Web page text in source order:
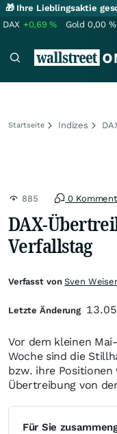
🎁 Ihre Lieblingsaktie
DAX +0,69% Gold 0,00 %
Startseite Indizes
885 0
DAX-
Verfallstag
Vor dem kleinen
Woche sind die
bzw. ihre
Übertreibung von
Für Sie
Verfasst vonSven
Letzte Änderung